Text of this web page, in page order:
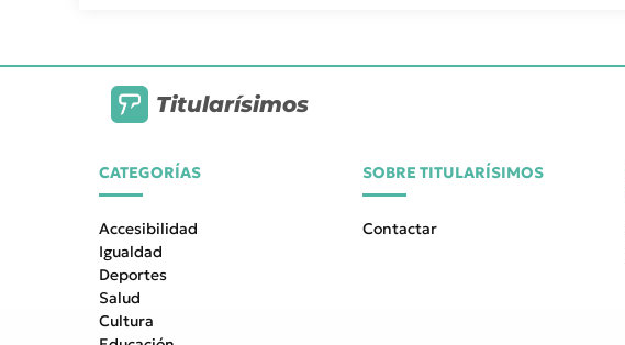
Titularísimos
CATEGORÍAS
Accesibilidad
Igualdad
Deportes
Salud
Cultura
SOBRE TITULARÍSIMOS
Contactar